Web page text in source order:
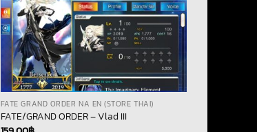
FATE GRAND ORDER NA EN (STORE THAI)
FATE/GRAND ORDER – Vlad III